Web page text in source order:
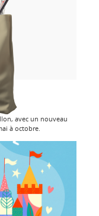
avec un nouveau
à octobre.